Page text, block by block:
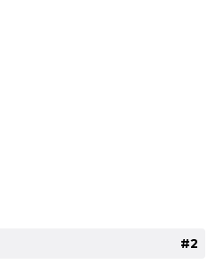
#2